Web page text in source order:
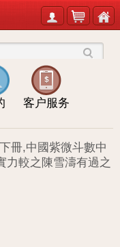
客户服务
冊,中國紫微斗數中
力較之陳雪濤有過之